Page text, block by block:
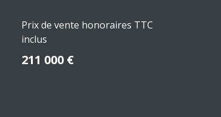
Prix de vente honoraires TTC
inclus
211 000 €